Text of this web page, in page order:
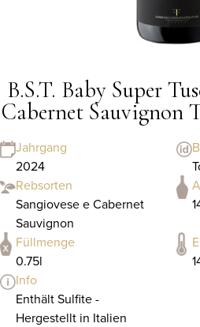
B.S.T. Baby Super
Cabernet Sauvignon
Jahrgang
2024
Rebsorten
Sangiovese e Cabernet
Sauvignon
Füllmenge
0.75l
Info
Enthält Sulfite -
Hergestellt in Italien